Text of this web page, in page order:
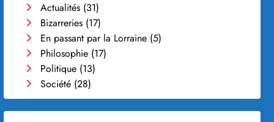
Actualités (31)
Bizarreries (17)
En passant par la Lorraine (5)
Philosophie (17)
Politique (13)
Société (28)